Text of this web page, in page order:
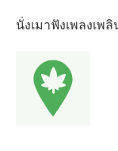
นั่งเมาฟังเพลงเพ